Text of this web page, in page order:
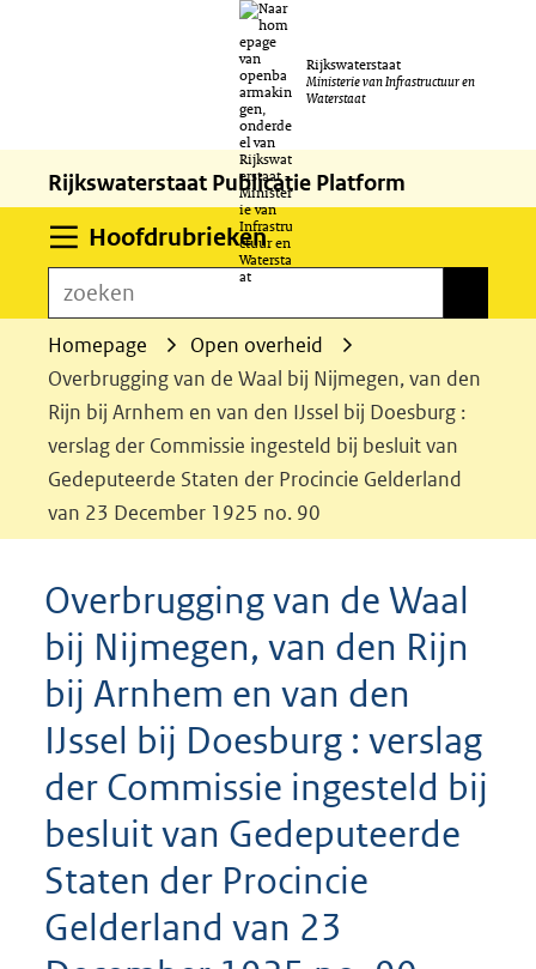
naar
de
inhoud
Rijkswaterstaat
Ministerie van Infrastructuur en
Waterstaat
Rijkswaterstaat Publicatie Platform
HoofdrubriekenUitklappen
zoeken
Homepage
Open overheid
Overbrugging van de Waal bij Nijmegen, van den
Rijn bij Arnhem en van den IJssel bij Doesburg :
verslag der Commissie ingesteld bij besluit van
Gedeputeerde Staten der Procincie Gelderland
van 23 December 1925 no. 90
Overbrugging van de Waal
bij Nijmegen, van den Rijn
bij Arnhem en van den
IJssel bij Doesburg : verslag
der Commissie ingesteld bij
besluit van Gedeputeerde
Staten der Procincie
Gelderland van 23